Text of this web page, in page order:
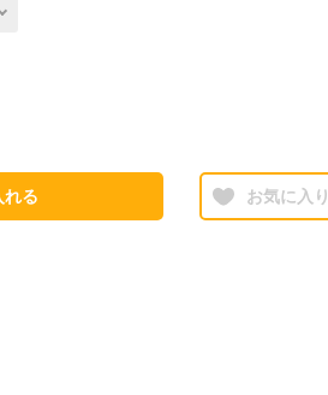
れる お気に入り